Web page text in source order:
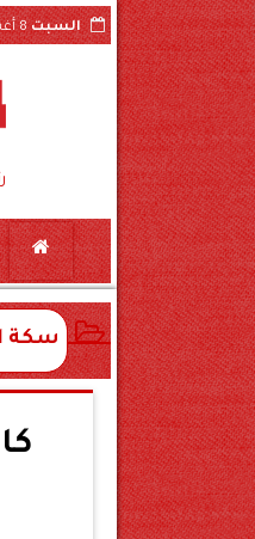
السبت8 أغسطس 2026
سكة